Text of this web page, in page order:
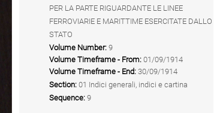
PER LA PARTE RIGUARDANTE LE LINEE
FERROVIARIE E MARITTIME ESERCITATE DALLO
STATO
Volume Number: 9
Volume Timeframe - From: 01/09/1914
Volume Timeframe - End: 30/09/1914
Section: 01 Indici generali, indici e cartina
Sequence: 9